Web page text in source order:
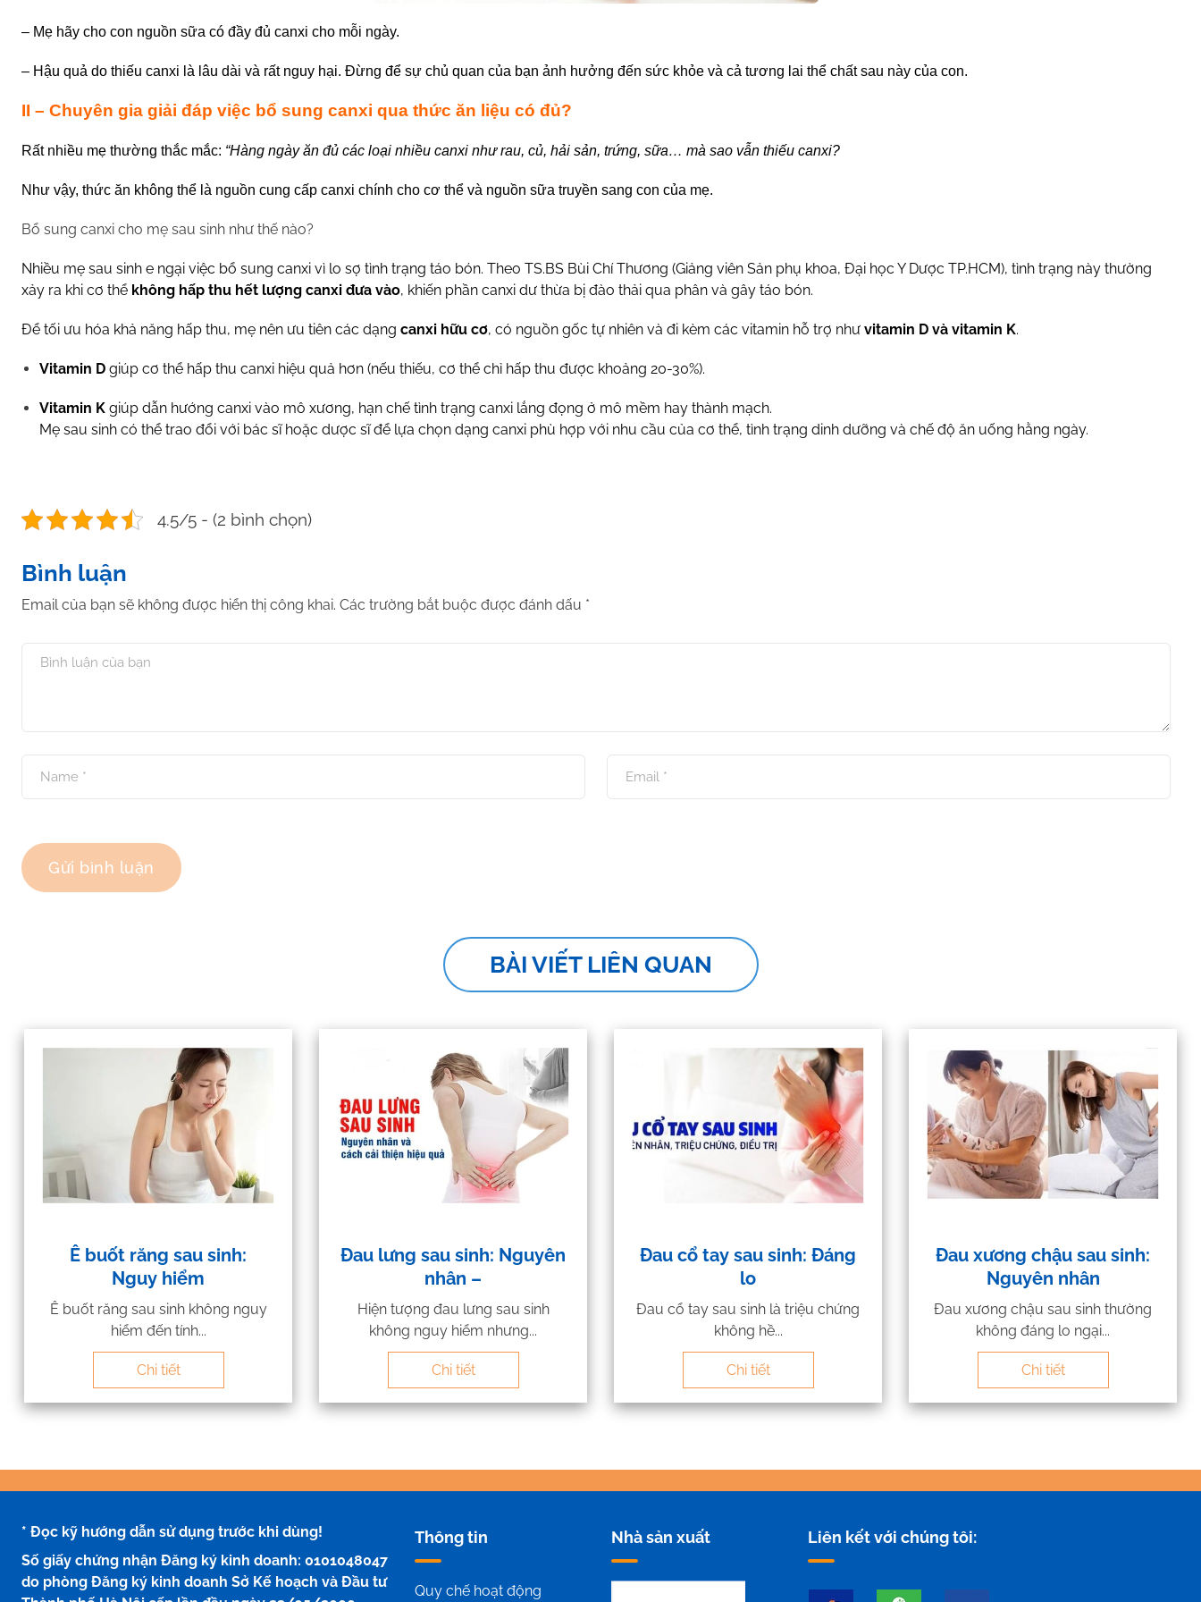
– Mẹ hãy cho con nguồn sữa có đầy đủ canxi cho mỗi ngày.
– Hậu quả do thiếu canxi là lâu dài và rất nguy hại. Đừng để sự chủ quan của bạn ảnh hưởng đến sức khỏe và cả tương lai thể chất sau này của con.
II – Chuyên gia giải đáp việc bổ sung canxi qua thức ăn liệu có đủ?
Rất nhiều mẹ thường thắc mắc: “Hàng ngày ăn đủ các loại nhiều canxi như rau, củ, hải sản, trứng, sữa… mà sao vẫn thiếu canxi?
Như vậy, thức ăn không thể là nguồn cung cấp canxi chính cho cơ thể và nguồn sữa truyền sang con của mẹ.
Bổ sung canxi cho mẹ sau sinh như thế nào?
Nhiều mẹ sau sinh e ngại việc bổ sung canxi vì lo sợ tình trạng táo bón. Theo TS.BS Bùi Chí Thương (Giảng viên Sản phụ khoa, Đại học Y Dược TP.HCM), tình trạng này thường
xảy ra khi cơ thể không hấp thu hết lượng canxi đưa vào, khiến phần canxi dư thừa bị đào thải qua phân và gây táo bón.
Để tối ưu hóa khả năng hấp thu, mẹ nên ưu tiên các dạng canxi hữu cơ, có nguồn gốc tự nhiên và đi kèm các vitamin hỗ trợ như vitamin D và vitamin K.
Vitamin D giúp cơ thể hấp thu canxi hiệu quả hơn (nếu thiếu, cơ thể chỉ hấp thu được khoảng 20-30%).
Vitamin K giúp dẫn hướng canxi vào mô xương, hạn chế tình trạng canxi lắng đọng ở mô mềm hay thành mạch.
Mẹ sau sinh có thể trao đổi với bác sĩ hoặc dược sĩ để lựa chọn dạng canxi phù hợp với nhu cầu của cơ thể, tình trạng dinh dưỡng và chế độ ăn uống hằng ngày.
4.5/5 - (2 bình chọn)
Bình luận
Email của bạn sẽ không được hiển thị công khai. Các trường bắt buộc được đánh dấu *
BÀI VIẾT LIÊN QUAN
Ê buốt răng sau sinh:
Nguy hiểm
Ê buốt răng sau sinh không nguy
hiểm đến tính...
Chi tiết
Đau lưng sau sinh: Nguyên
nhân –
Hiện tượng đau lưng sau sinh
không nguy hiểm nhưng...
Chi tiết
Đau cổ tay sau sinh: Đáng
lo
Đau cổ tay sau sinh là triệu chứng
không hề...
Chi tiết
Đau xương chậu sau sinh:
Nguyên nhân
Đau xương chậu sau sinh thường
không đáng lo ngại...
Chi tiết
* Đọc kỹ hướng dẫn sử dụng trước khi dùng!
Số giấy chứng nhận Đăng ký kinh doanh: 0101048047
do phòng Đăng ký kinh doanh Sở Kế hoạch và Đầu tư
Thông tin
Quy chế hoạt động
Nhà sản xuất Liên kết với chúng tôi: